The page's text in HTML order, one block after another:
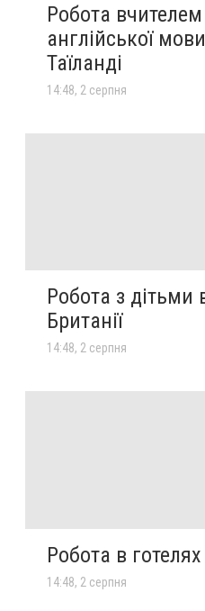
Робота вчителем
англійської
Таїланді
14:48, 2 серпня
Робота з дітьми
Британії
14:48, 2 серпня
Робота в
14:48, 2 серпня